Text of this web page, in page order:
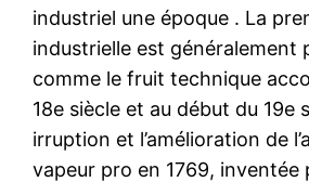
industriel une époque . La
industrielle est généralement
comme le fruit technique
18e siècle et au début du 19e
irruption et l’amélioration de
vapeur pro en 1769, inventée